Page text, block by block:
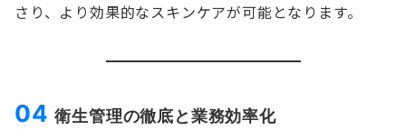
さり、より効果的なスキンケアが可能となります。
04衛生管理の徹底と業務効率化